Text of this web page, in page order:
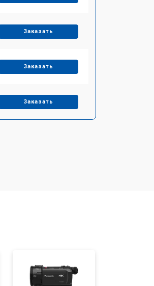
Заказать
Заказать
Заказать